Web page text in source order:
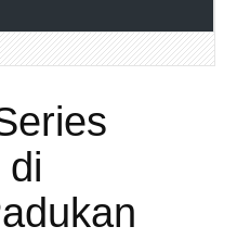
di